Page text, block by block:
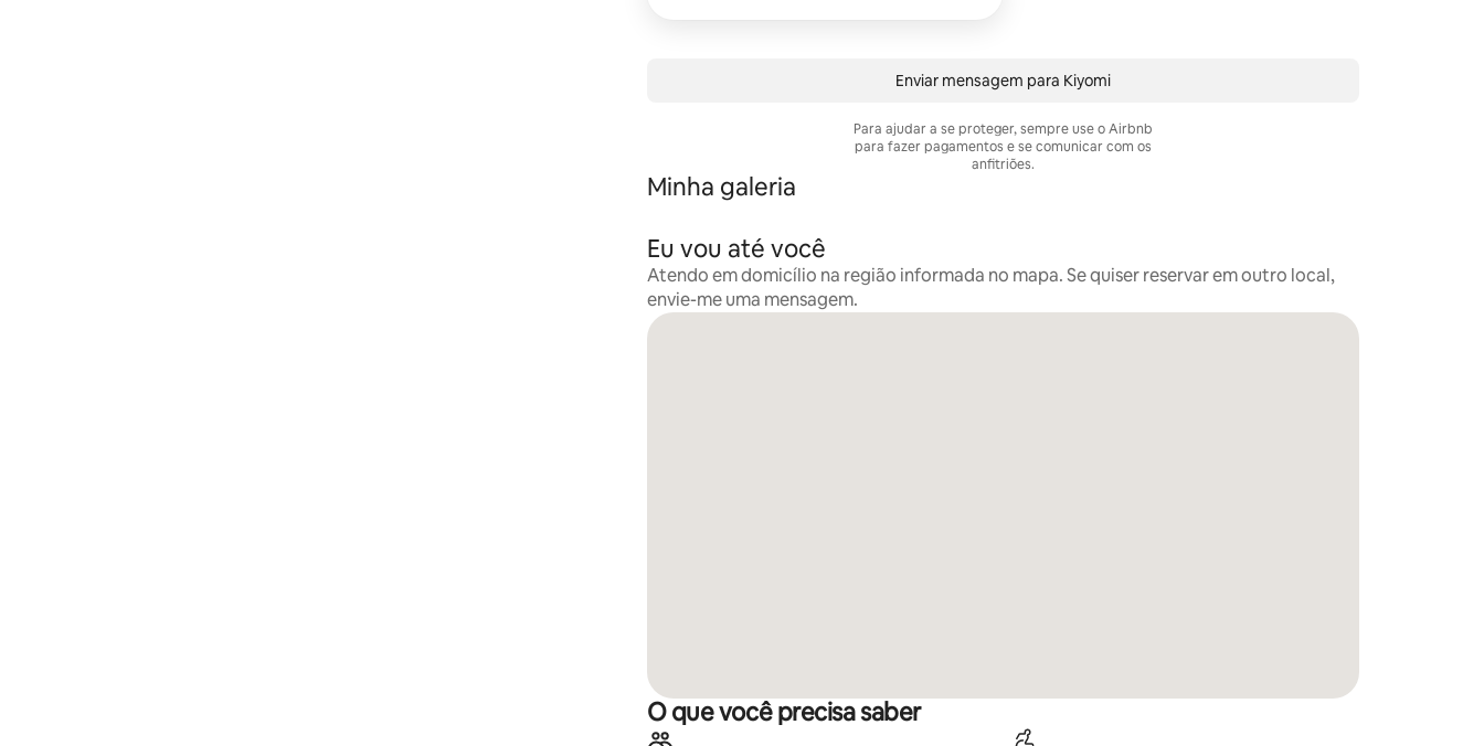
Enviar mensagem para Kiyomi
Para ajudar a se proteger, sempre use o Airbnb
para fazer pagamentos e se comunicar com os
anfitriões.
Minha galeria
Eu vou até você
Atendo em domicílio na região informada no mapa. Se quiser reservar em outro local,
envie-me uma mensagem.
O que você precisa saber